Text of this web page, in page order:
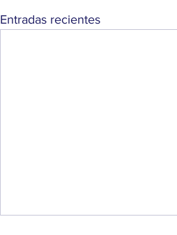
Entradas recientes